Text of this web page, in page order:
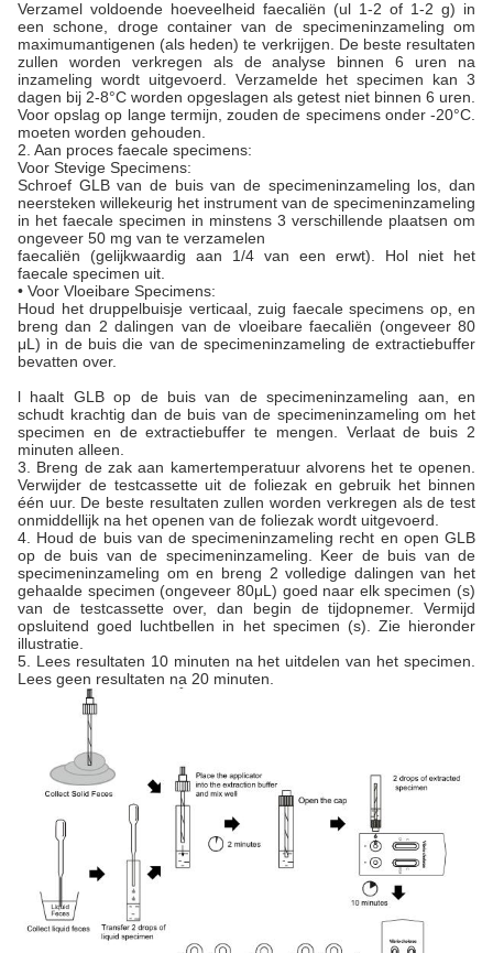
Verzamel voldoende hoeveelheid faecaliën (ul 1-2 of 1-2 g) in
een schone, droge container van de specimeninzameling om
maximumantigenen (als heden) te verkrijgen. De beste resultaten
zullen worden verkregen als de analyse binnen 6 uren na
inzameling wordt uitgevoerd. Verzamelde het specimen kan 3
dagen bij 2-8°C worden opgeslagen als getest niet binnen 6 uren.
Voor opslag op lange termijn, zouden de specimens onder -20°C.
moeten worden gehouden.
2. Aan proces faecale specimens:
Voor Stevige Specimens:
Schroef GLB van de buis van de specimeninzameling los, dan
neersteken willekeurig het instrument van de specimeninzameling
in het faecale specimen in minstens 3 verschillende plaatsen om
ongeveer 50 mg van te verzamelen
faecaliën (gelijkwaardig aan 1/4 van een erwt). Hol niet het
faecale specimen uit.
• Voor Vloeibare Specimens:
Houd het druppelbuisje verticaal, zuig faecale specimens op, en
breng dan 2 dalingen van de vloeibare faecaliën (ongeveer 80
μL) in de buis die van de specimeninzameling de extractiebuffer
bevatten over.
l haalt GLB op de buis van de specimeninzameling aan, en
schudt krachtig dan de buis van de specimeninzameling om het
specimen en de extractiebuffer te mengen. Verlaat de buis 2
minuten alleen.
3. Breng de zak aan kamertemperatuur alvorens het te openen.
Verwijder de testcassette uit de foliezak en gebruik het binnen
één uur. De beste resultaten zullen worden verkregen als de test
onmiddellijk na het openen van de foliezak wordt uitgevoerd.
4. Houd de buis van de specimeninzameling recht en open GLB
op de buis van de specimeninzameling. Keer de buis van de
specimeninzameling om en breng 2 volledige dalingen van het
gehaalde specimen (ongeveer 80μL) goed naar elk specimen (s)
van de testcassette over, dan begin de tijdopnemer. Vermijd
opsluitend goed luchtbellen in het specimen (s). Zie hieronder
illustratie.
5. Lees resultaten 10 minuten na het uitdelen van het specimen.
Lees geen resultaten na 20 minuten.